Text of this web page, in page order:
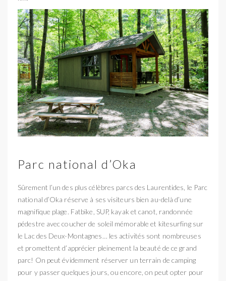
Parc national d’Oka
Sûrement l’un des plus célèbres parcs des Laurentides, le Parc
national d’Oka réserve à ses visiteurs bien au-delà d’une
magnifique plage. Fatbike, SUP, kayak et canot, randonnée
pédestre avec coucher de soleil mémorable et kitesurfing sur
le Lac des Deux-Montagnes… les activités sont nombreuses
et promettent d’apprécier pleinement la beauté de ce grand
parc! On peut évidemment réserver un terrain de camping
pour y passer quelques jours, ou encore, on peut opter pour